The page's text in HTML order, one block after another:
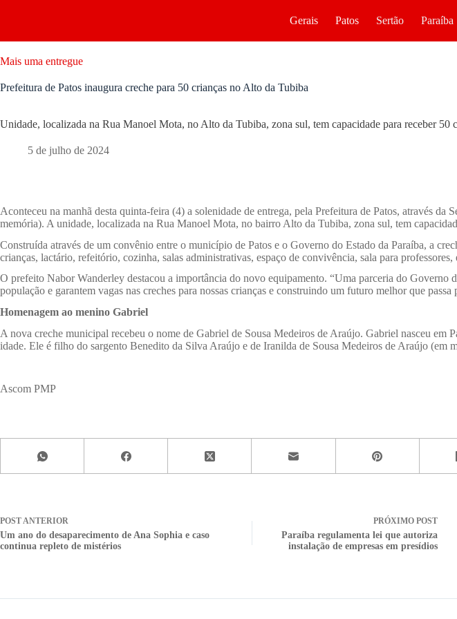
Gerais Patos Sertão Paraíba
Mais uma entregue
Prefeitura de Patos inaugura creche para 50 crianças no Alto da Tubiba
Unidade, localizada na Rua Manoel Mota, no Alto da Tubiba, zona sul, tem capacidade para receber 50
5 de julho de 2024
Aconteceu na manhã desta quinta-feira (4) a solenidade de entrega, pela Prefeitura de Patos, através
memória). A unidade, localizada na Rua Manoel Mota, no bairro Alto da Tubiba, zona sul, tem
Construída através de um convênio entre o município de Patos e o Governo do Estado da Paraíba, a
crianças, lactário, refeitório, cozinha, salas administrativas, espaço de convivência, sala para professores,
O prefeito Nabor Wanderley destacou a importância do novo equipamento. “Uma parceria do Governo
população e garantem vagas nas creches para nossas crianças e construindo um futuro melhor que
Homenagem ao menino Gabriel
A nova creche municipal recebeu o nome de Gabriel de Sousa Medeiros de Araújo. Gabriel nasceu
idade. Ele é filho do sargento Benedito da Silva Araújo e de Iranilda de Sousa Medeiros de Araújo (em
Ascom PMP
POSTANTERIOR
Um ano do desaparecimento de Ana Sophia e caso
continua repleto de mistérios
PRÓXIMO POST
Paraíba regulamenta lei que autoriza
instalação de empresas em presídios